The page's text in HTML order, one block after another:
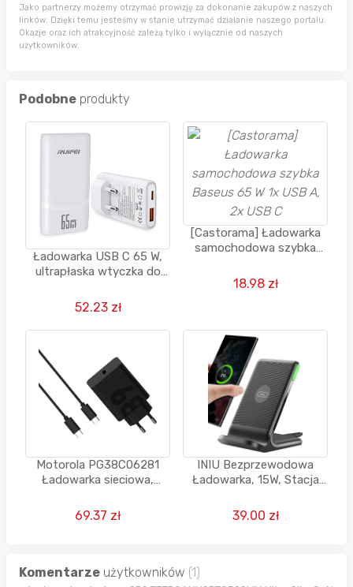
Jako partnerzy możemy otrzymać prowizję za dokonanie zakupów z naszych
linków. Dzięki temu jesteśmy w stanie utrzymać działanie naszego portalu.
Okazje oraz ich atrakcyjność zależą tylko i wyłącznie od naszych
użytkowników.
Podobne produkty
Ładowarka USB C 65 W,
ultrapłaska wtyczka do
zasilacz GaN
52.23 zł
[Castorama] Ładowarka
samochodowa szybka
USB C
18.98 zł
Motorola PG38C06281
Ładowarka sieciowa,
C
69.37 zł
INIU Bezprzewodowa
Ładowarka, 15W, Stacja
39.00 zł
Komentarze użytkowników (1)